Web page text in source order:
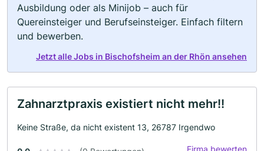
Ausbildung oder als Minijob – auch für
Quereinsteiger und Berufseinsteiger. Einfach filtern
und bewerben.
Jetzt alle Jobs in Bischofsheim an der Rhön ansehen
Zahnarztpraxis existiert nicht mehr!!
Keine Straße, da nicht existent 13, 26787 Irgendwo
Firma bewerten